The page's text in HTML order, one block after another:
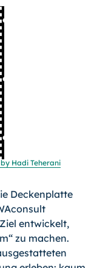
Hadi Teherani
Deckenplatte
entwickelt,
zu machen.